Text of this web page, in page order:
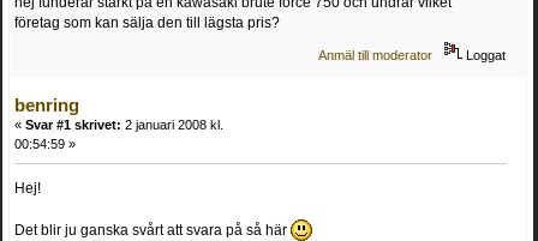
företag som kan sälja den till lägsta pris?
Anmäl till moderator Loggat
benring
« Svar #1 skrivet: 2 januari 2008 kl.
00:54:59 »
Hej!
Det blir ju ganska svårt att svara på så här